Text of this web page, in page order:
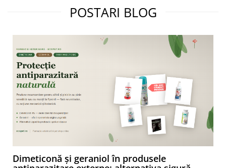
POSTARI BLOG
Dimeticonă și geraniol în produsele